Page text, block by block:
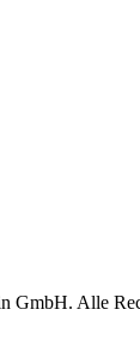
GmbH. Alle